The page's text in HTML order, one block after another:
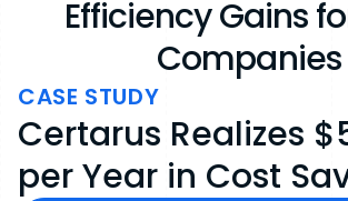
Efficiency Gains
Companies
CASE STUDY
Certarus Realizes
per Year in Cost